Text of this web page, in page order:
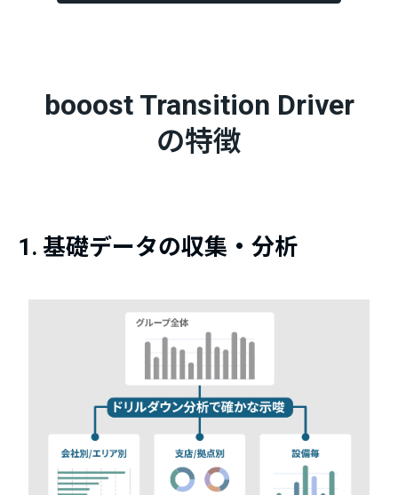
booost Transition Driver
の特徴​​
1. 基礎データの収集・分析